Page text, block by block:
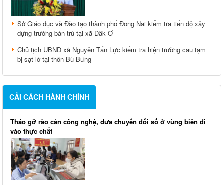
Sở Giáo dục và Đào tạo thành phố Đồng Nai kiểm tra tiến độ xây
dựng trường bán trú tại xã Đăk Ơ
Chủ tịch UBND xã Nguyễn Tấn Lực kiểm tra hiện trường cầu tạm
bị sạt lở tại thôn Bù Bưng
CẢI CÁCH HÀNH CHÍNH
Tháo gỡ rào cản công nghệ, đưa chuyển đổi số ở vùng biên đi
vào thực chất